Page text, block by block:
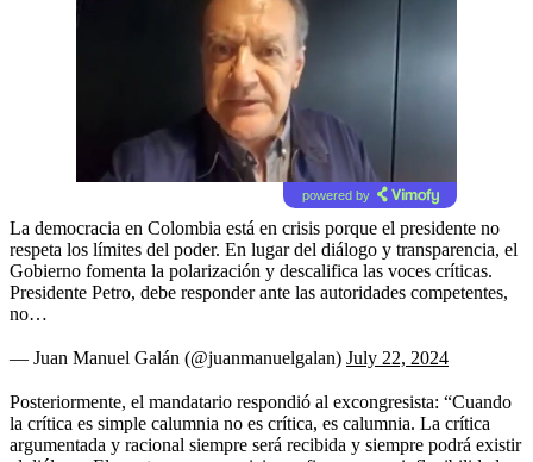
powered by
La democracia en Colombia está en crisis porque el presidente no
respeta los límites del poder. En lugar del diálogo y transparencia, el
Gobierno fomenta la polarización y descalifica las voces críticas.
Presidente Petro, debe responder ante las autoridades competentes,
no…
— Juan Manuel Galán (@juanmanuelgalan) July 22, 2024
Posteriormente, el mandatario respondió al excongresista: “Cuando
la crítica es simple calumnia no es crítica, es calumnia. La crítica
argumentada y racional siempre será recibida y siempre podrá existir